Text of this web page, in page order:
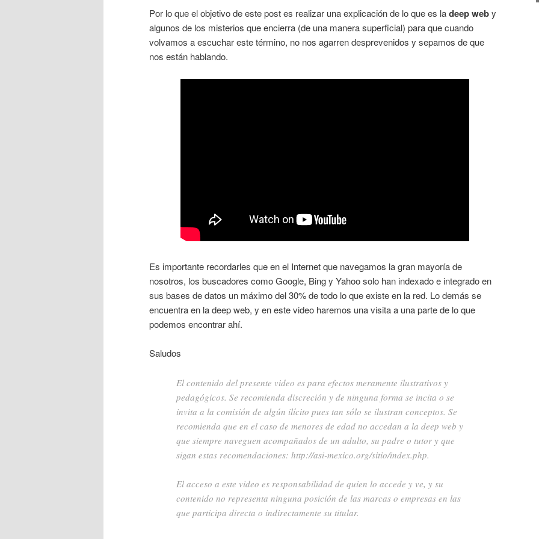
Por lo que el objetivo de este post es realizar una explicación de lo que es ladeep weby
algunos de los misterios que encierra (de una manera superficial) para que cuando
volvamos a escuchar este término, no nos agarren desprevenidos y sepamos de que
nos están hablando.
Es importante recordarles que en el Internet que navegamos la gran mayoría de
nosotros, los buscadores como Google, Bing y Yahoo solo han indexado e integrado en
sus bases de datos un máximo del 30% de todo lo que existe en la red. Lo demás se
encuentra en la deep web, y en este video haremos una visita a una parte de lo que
podemos encontrar ahí.
Saludos
El contenido del presente video es para efectos meramente ilustrativos y
pedagógicos. Se recomienda discreción y de ninguna forma se incita o se
invita a la comisión de algún ilícito pues tan sólo se ilustran conceptos. Se
recomienda que en el caso de menores de edad no accedan a la deep web y
que siempre naveguen acompañados de un adulto, su padre o tutor y que
sigan estas recomendaciones: http://asi-mexico.org/sitio/index.php.
El acceso a este video es responsabilidad de quien lo accede y ve, y su
contenido no representa ninguna posición de las marcas o empresas en las
que participa directa o indirectamente su titular.